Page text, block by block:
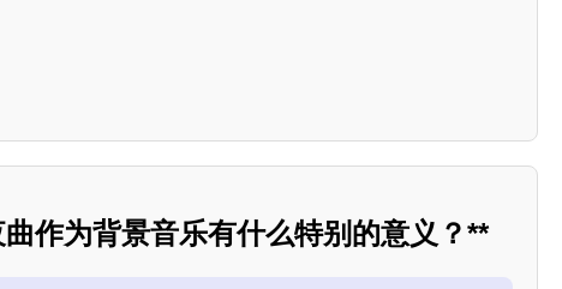
作为背景音乐有什么特别的意义？**